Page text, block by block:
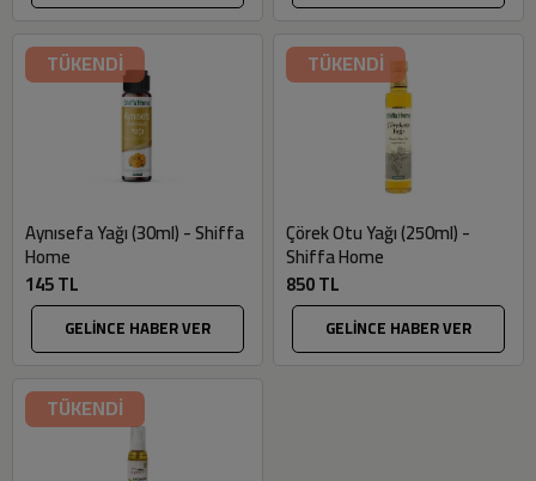
TÜKENDİ
Aynısefa Yağı (30ml) - Shiffa
Home
145 TL
GELİNCE HABER VER
TÜKENDİ
Çörek Otu Yağı (250ml) -
Shiffa Home
850 TL
GELİNCE HABER VER
TÜKENDİ